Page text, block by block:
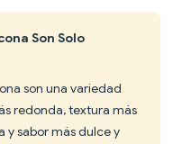
Son Solo
son una variedad
redonda, textura más
y sabor más dulce y